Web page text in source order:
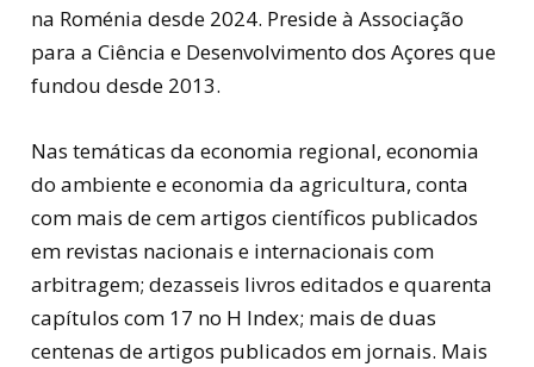
na Roménia desde 2024. Preside à Associação
para a Ciência e Desenvolvimento dos Açores que
fundou desde 2013.
Nas temáticas da economia regional, economia
do ambiente e economia da agricultura, conta
com mais de cem artigos científicos publicados
em revistas nacionais e internacionais com
arbitragem; dezasseis livros editados e quarenta
capítulos com 17 no H Index; mais de duas
centenas de artigos publicados em jornais. Mais